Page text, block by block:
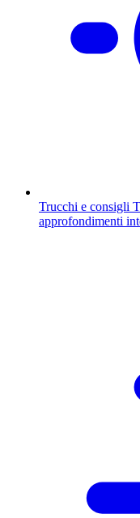
Trucchi e consigli
approfondimenti